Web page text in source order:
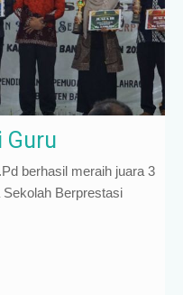
Guru
berhasil meraih juara 3
Berprestasi